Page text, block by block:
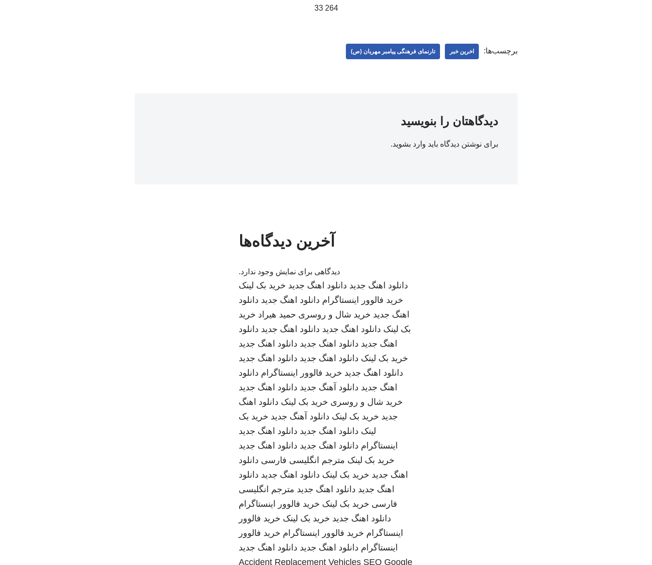
264 33
برچسب‌ها: اخرین خبر تارنمای فرهنگی پیامبر مهربان (ص)
دیدگاهتان را بنویسید
برای نوشتن دیدگاه باید وارد بشوید.
آخرین دیدگاه‌ها
دیدگاهی برای نمایش وجود ندارد.
دانلود اهنگ جدید دانلود اهنگ جدید خرید بک لینک
خرید فالوور اینستاگرام دانلود اهنگ جدید دانلود
اهنگ جدید خرید شال و روسری حمید هیراد خرید
بک لینک دانلود اهنگ جدید دانلود اهنگ جدید دانلود
اهنگ جدید دانلود اهنگ جدید دانلود اهنگ جدید
خرید بک لینک دانلود اهنگ جدید دانلود اهنگ جدید
دانلود اهنگ جدید خرید فالوور اینستاگرام دانلود
اهنگ جدید دانلود آهنگ جدید دانلود اهنگ جدید
خرید شال و روسری خرید بک لینک دانلود اهنگ
جدید خرید بک لینک دانلود آهنگ جدید خرید بک
لینک دانلود اهنگ جدید دانلود اهنگ جدید
اینستاگرام دانلود اهنگ جدید دانلود اهنگ جدید
خرید بک لینک مترجم انگلیسی فارسی دانلود
اهنگ جدید خرید بک لینک دانلود اهنگ جدید دانلود
اهنگ جدید دانلود اهنگ جدید مترجم انگلیسی
فارسی خرید بک لینک خرید فالوور اینستاگرام
دانلود اهنگ جدید خرید بک لینک خرید فالوور
اینستاگرام خرید فالوور اینستاگرام خرید فالوور
اینستاگرام دانلود اهنگ جدید دانلود اهنگ جدید
Accident Replacement Vehicles SEO Google